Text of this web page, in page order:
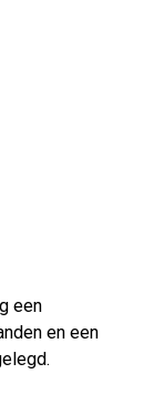
een
en een